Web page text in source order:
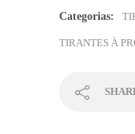
(TPTERC-
Categorias:
TIRANTES À